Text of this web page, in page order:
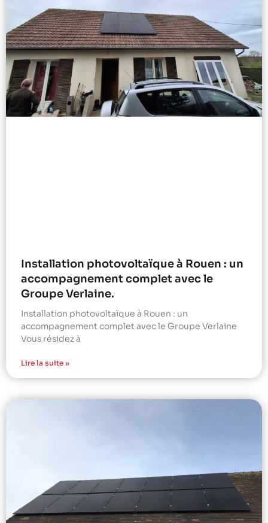
Installation photovoltaïque à Rouen : un
accompagnement complet avec le
Groupe Verlaine.
Installation photovoltaïque à Rouen : un
accompagnement complet avec le Groupe Verlaine
Vous résidez à
Lire la suite »